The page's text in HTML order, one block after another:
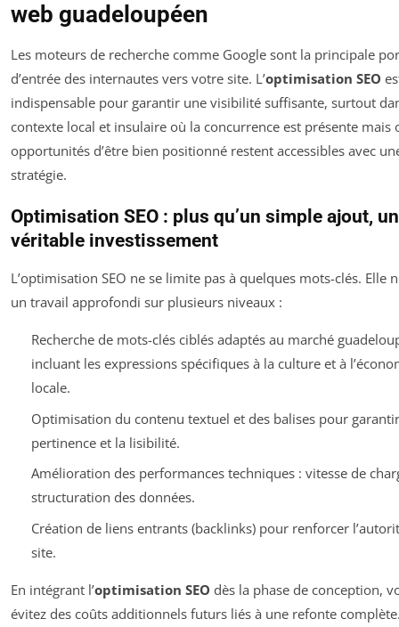
web guadeloupéen
Les moteurs de recherche comme Google sont la principale
d’entrée des internautes vers votre site. L’optimisation SEO
indispensable pour garantir une visibilité suffisante, surtout
contexte local et insulaire où la concurrence est présente mais
opportunités d’être bien positionné restent accessibles avec
stratégie.
Optimisation SEO : plus qu’un simple ajout, un
véritable investissement
L’optimisation SEO ne se limite pas à quelques mots-clés. Elle
un travail approfondi sur plusieurs niveaux :
Recherche de mots-clés ciblés adaptés au marché
incluant les expressions spécifiques à la culture et à
locale.
Optimisation du contenu textuel et des balises pour
pertinence et la lisibilité.
Amélioration des performances techniques : vitesse de
structuration des données.
Création de liens entrants (backlinks) pour renforcer
site.
En intégrant l’optimisation SEO dès la phase de conception,
évitez des coûts additionnels futurs liés à une refonte